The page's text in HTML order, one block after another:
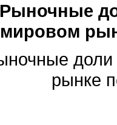
Рыночные
мировом